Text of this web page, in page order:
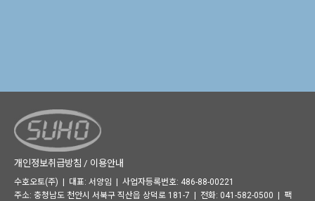
개인정보취급방침 / 이용안내
수호오토(주) | 대표: 서양임 | 사업자등록번호: 486-88-00221
주소: 충청남도 천안시 서북구 직산읍 상덕로 181-7 | 전화: 041-582-0500 | 팩